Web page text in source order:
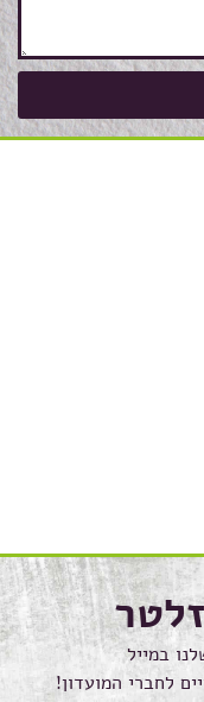
במייל
לחברי המועדון!